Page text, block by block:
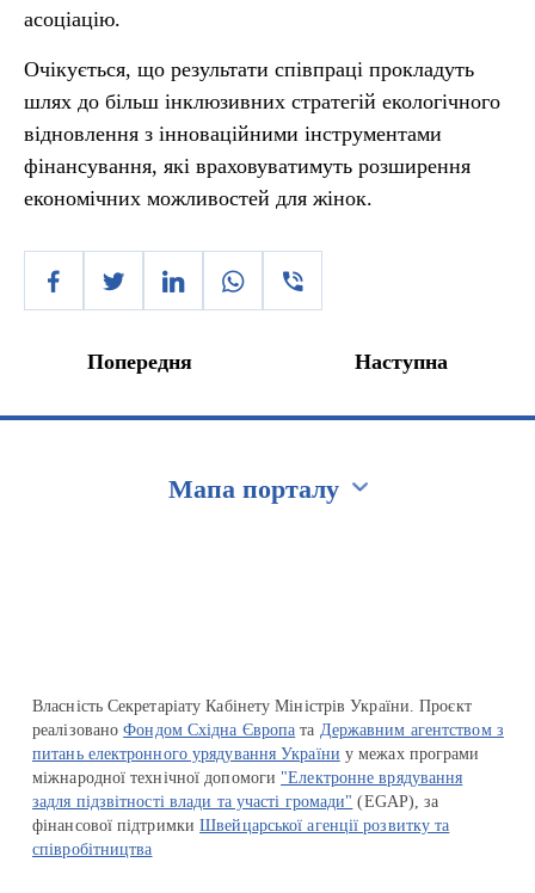
асоціацію.
Очікується, що результати співпраці прокладуть
шлях до більш інклюзивних стратегій екологічного
відновлення з інноваційними інструментами
фінансування, які враховуватимуть розширення
економічних можливостей для жінок.
Попередня Наступна
Мапа порталу
Власність Секретаріату Кабінету Міністрів України. Проєкт
реалізованоФондом Східна Європа та Державним агентством з
питань електронного урядування України у межах програми
міжнародної технічної допомоги "Електронне врядування
задля підзвітності влади та участі громади" (EGAP), за
фінансової підтримкиШвейцарської агенції розвитку та
співробітництва